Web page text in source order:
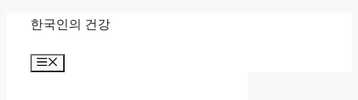
한국인의 건강
메